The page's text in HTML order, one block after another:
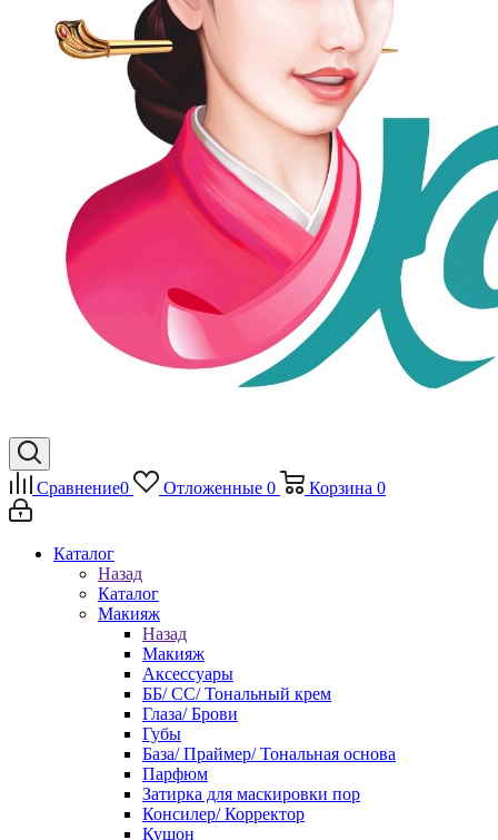
Сравнение0 Отложенные 0 Корзина 0
Каталог
Назад
Каталог
Макияж
Назад
Макияж
Аксессуары
ББ/ СС/ Тональный крем
Глаза/ Брови
Губы
База/ Праймер/ Тональная основа
Парфюм
Затирка для маскировки пор
Консилер/ Корректор
Кушон